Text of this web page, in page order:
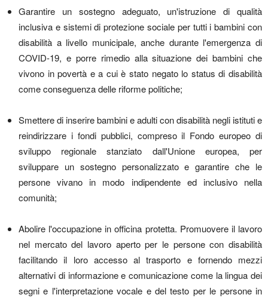
Garantire un sostegno adeguato, un'istruzione di qualità
inclusiva e sistemi di protezione sociale per tutti i bambini con
disabilità a livello municipale, anche durante l'emergenza di
COVID-19, e porre rimedio alla situazione dei bambini che
vivono in povertà e a cui è stato negato lo status di disabilità
come conseguenza delle riforme politiche;
Smettere di inserire bambini e adulti con disabilità negli istituti e
reindirizzare i fondi pubblici, compreso il Fondo europeo di
sviluppo regionale stanziato dall'Unione europea, per
sviluppare un sostegno personalizzato e garantire che le
persone vivano in modo indipendente ed inclusivo nella
comunità;
Abolire l'occupazione in officina protetta. Promuovere il lavoro
nel mercato del lavoro aperto per le persone con disabilità
facilitando il loro accesso al trasporto e fornendo mezzi
alternativi di informazione e comunicazione come la lingua dei
segni e l'interpretazione vocale e del testo per le persone in